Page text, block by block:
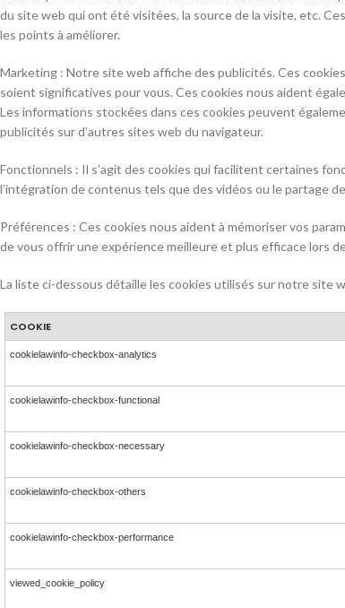
du site web qui ont été visitées, la source de la visite, etc.
les points à améliorer.
Marketing : Notre site web affiche des publicités. Ces
soient significatives pour vous. Ces cookies nous aident
Les informations stockées dans ces cookies peuvent
publicités sur d’autres sites web du navigateur.
Fonctionnels : Il s’agit des cookies qui facilitent certaines
l’intégration de contenus tels que des vidéos ou le partage
Préférences : Ces cookies nous aident à mémoriser vos
de vous offrir une expérience meilleure et plus efficace lors
La liste ci-dessous détaille les cookies utilisés sur notre site
COOKIE
cookielawinfo-checkbox-analytics
cookielawinfo-checkbox-functional
cookielawinfo-checkbox-necessary
cookielawinfo-checkbox-others
cookielawinfo-checkbox-performance
viewed_cookie_policy